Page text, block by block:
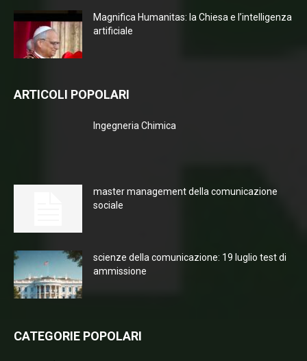
Magnifica Humanitas: la Chiesa e l’intelligenza
artificiale
ARTICOLI POPOLARI
Ingegneria Chimica
master management della comunicazione
sociale
scienze della comunicazione: 19 luglio test di
ammissione
CATEGORIE POPOLARI